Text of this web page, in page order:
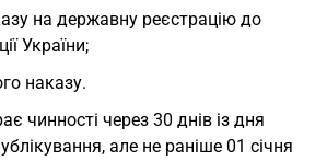
на державну реєстрацію до
України;
наказу.
чинностi через 30 днiв із дня
але не ранiше 01 сiчня